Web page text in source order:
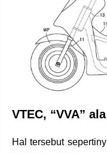
VTEC, “VVA”
Hal tersebut